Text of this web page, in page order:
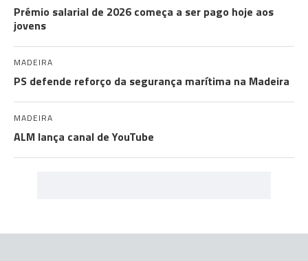
Prémio salarial de 2026 começa a ser pago hoje aos
jovens
MADEIRA
PS defende reforço da segurança marítima na Madeira
MADEIRA
ALM lança canal de YouTube